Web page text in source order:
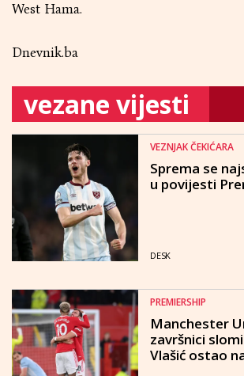
West Hama.
Dnevnik.ba
vezane vijesti
VEZNJAK ČEKIĆARA
Sprema se
u povijesti
DESK
PREMIERSHIP
Manchester
završnici
Vlašić ostao